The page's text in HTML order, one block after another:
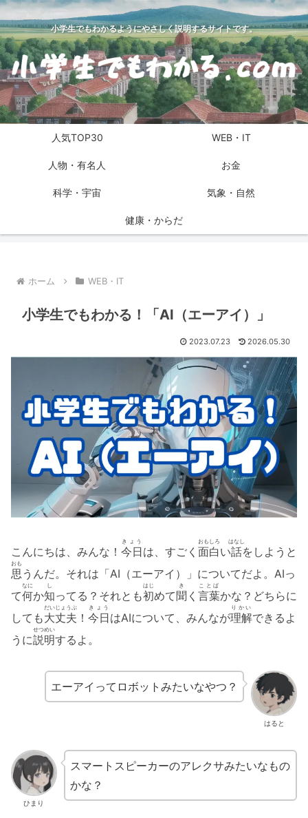
小学生でもわかるようにやさしく説明するサイトです。
人気TOP30 WEB・IT
人物・有名人 お金
科学・宇宙 気象・自然
健康・からだ
ホーム WEB・IT
小学生でもわかる！「AI（エーアイ）」
2023.07.23 2026.05.30
こんにちは、みんな！ 今日
きょう
は、すごく 面白
おもしろ
い話
はなし
をしようと
思
おも
うんだ。それは「AI（エーアイ）」についてだよ。AIっ
て何
なに
か知
し
ってる？それとも初
はじ
めて聞
き
く 言葉
ことば
かな？どちらに
しても大丈夫
だいじょうぶ
！ 今日
きょう
はAIについて、みんなが理解
りかい
できるよ
うに説明
せつめい
するよ。
はると
エーアイってロボットみたいなやつ？
ひまり
スマートスピーカーのアレクサみたいなもの
かな？